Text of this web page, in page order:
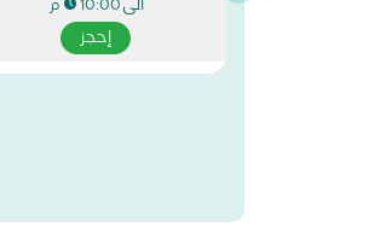
الى10:00 م
إحجز